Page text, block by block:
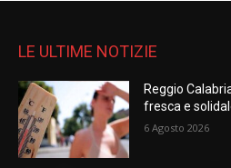
LE ULTIME NOTIZIE
Reggio
fresca e
6 Agosto 2026